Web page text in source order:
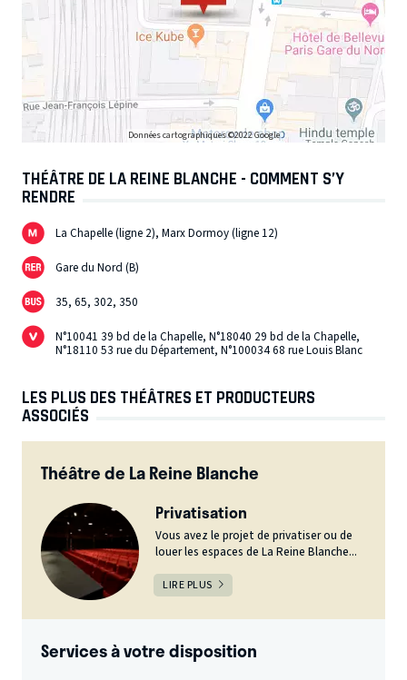
Données cartographiques ©2022 Google
THÉÂTRE DE LA REINE BLANCHE - COMMENT S’Y
RENDRE
La Chapelle (ligne 2), Marx Dormoy (ligne 12)
Gare du Nord (B)
35, 65, 302, 350
N°10041 39 bd de la Chapelle, N°18040 29 bd de la Chapelle,
N°18110 53 rue du Département, N°100034 68 rue Louis Blanc
LES PLUS DES THÉÂTRES ET PRODUCTEURS
ASSOCIÉS
Théâtre de La Reine Blanche
Privatisation
Vous avez le projet de privatiser ou de
louer les espaces de La Reine Blanche...
LIRE PLUS
Services à votre disposition